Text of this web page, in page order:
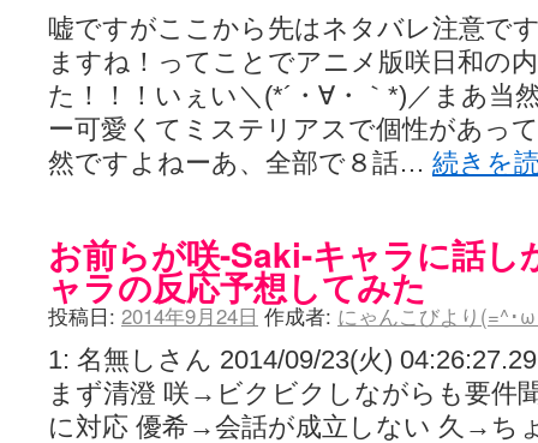
嘘ですがここから先はネタバレ注意で
ますね！ってことでアニメ版咲日和の
た！！！いぇい＼(*´・∀・｀*)／まあ当
ー可愛くてミステリアスで個性があっ
然ですよねーあ、全部で８話… 続きを
お前らが咲-Saki-キャラに話し
ャラの反応予想してみた
投稿日: 2014年9月24日 作成者: にゃんこびより(=^･
1: 名無しさん 2014/09/23(火)
まず清澄 咲→ビクビクしながらも要件
に対応 優希→会話が成立しない 久→ち